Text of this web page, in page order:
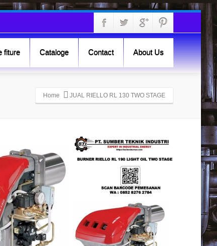
fiture Cataloge Contact About Us
Home JUAL RIELLO RL 130 TWO STAGE